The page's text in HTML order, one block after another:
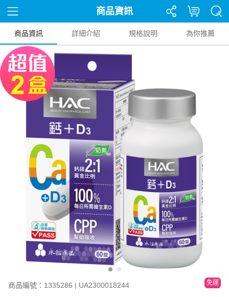
商品資訊
商品資訊 詳細介紹 規格說明 為你推薦
商品編號：1335286 | UA2300018244 免運